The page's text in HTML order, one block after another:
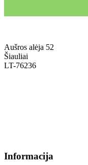
Aušros alėja 52
Šiauliai
LT-76236
Informacija